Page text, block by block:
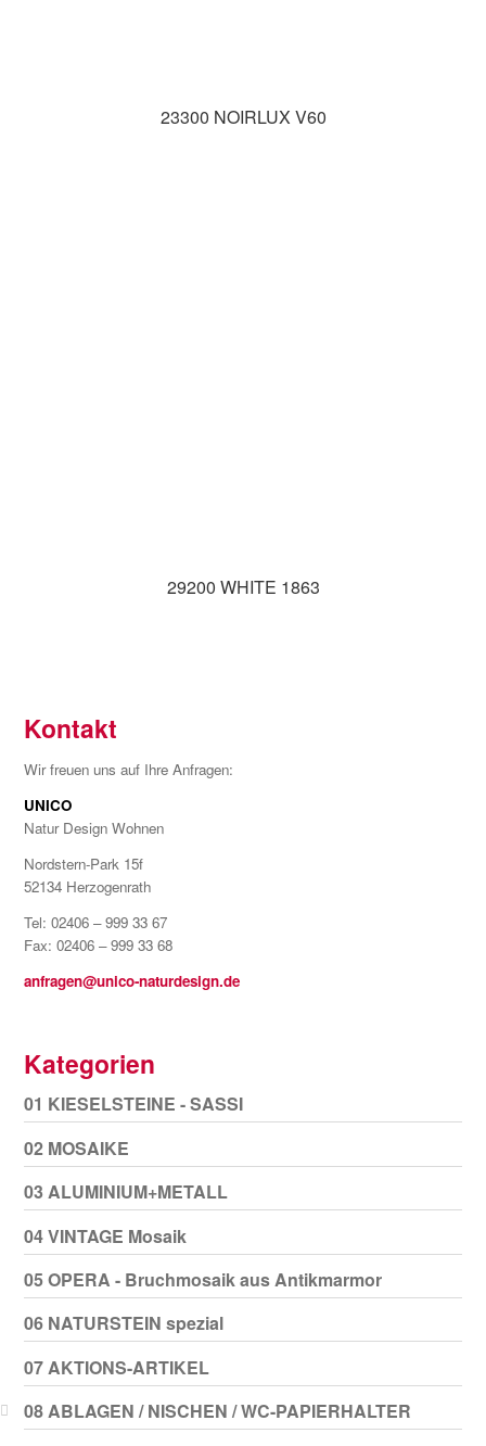
23300 NOIRLUX V60
29200 WHITE 1863
Kontakt
Wir freuen uns auf Ihre Anfragen:
UNICO
Natur Design Wohnen
Nordstern-Park 15f
52134 Herzogenrath
Tel: 02406 – 999 33 67
Fax: 02406 – 999 33 68
anfragen@unico-naturdesign.de
Kategorien
01 KIESELSTEINE - SASSI
02 MOSAIKE
03 ALUMINIUM+METALL
04 VINTAGE Mosaik
05 OPERA - Bruchmosaik aus Antikmarmor
06 NATURSTEIN spezial
07 AKTIONS-ARTIKEL
08 ABLAGEN / NISCHEN / WC-PAPIERHALTER